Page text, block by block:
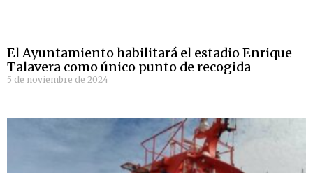
El Ayuntamiento habilitará el estadio Enrique
Talavera como único punto de recogida
5 de noviembre de 2024